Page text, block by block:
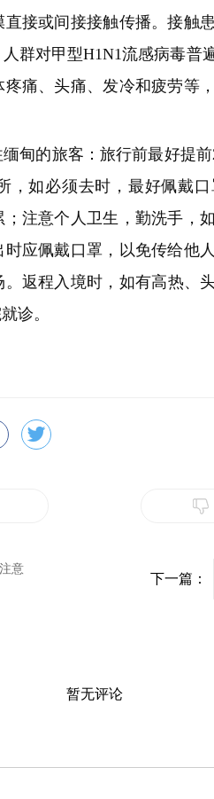
接或间接接触传播。接触
群对甲型H1N1流感病毒普
痛、头痛、发冷和疲劳等
甸的旅客：旅行前最好提
，如必须去时，最好佩戴
注意个人卫生，勤洗手，
应佩戴口罩，以免传给他
。返程入境时，如有高热、
诊。
意
下一篇：
暂无评论